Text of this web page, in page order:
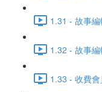
1.31 - 故事
1.32 - 故事
1.33 - 收費